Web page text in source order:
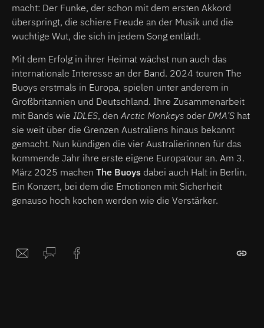
macht: Der Funke, der schon mit dem ersten Akkord
überspringt, die schiere Freude an der Musik und die
wuchtige Wut, die sich in jedem Song entlädt.
Mit dem Erfolg in ihrer Heimat wächst nun auch das
internationale Interesse an der Band. 2024 touren The
Buoys erstmals in Europa, spielen unter anderem in
Großbritannien und Deutschland. Ihre Zusammenarbeit
mit Bands wie IDLES, den Arctic Monkeys oder DMA’S hat
sie weit über die Grenzen Australiens hinaus bekannt
gemacht. Nun kündigen die vier Australierinnen für das
kommende Jahr ihre erste eigene Europatour an. Am 3.
März 2025 machen The Buoys dabei auch Halt in Berlin.
Ein Konzert, bei dem die Emotionen mit Sicherheit
genauso hoch kochen werden wie die Verstärker.